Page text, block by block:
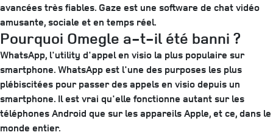
avancées très fiables. Gaze est une software de chat vidéo
amusante, sociale et en temps réel.
Pourquoi Omegle a-t-il été banni ?
WhatsApp, l'utility d'appel en visio la plus populaire sur
smartphone. WhatsApp est l'une des purposes les plus
plébiscitées pour passer des appels en visio depuis un
smartphone. Il est vrai qu'elle fonctionne autant sur les
téléphones Android que sur les appareils Apple, et ce, dans le
monde entier.